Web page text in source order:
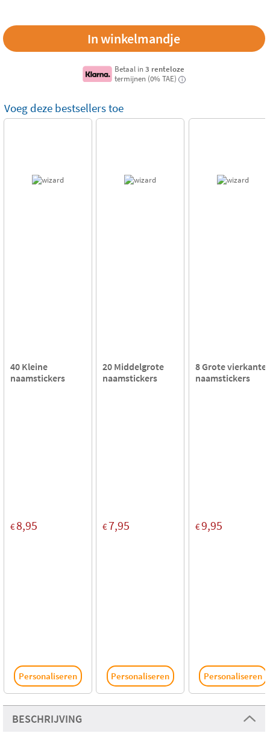
Betaal in3 renteloze
termijnen (0% TAE)
i
Voeg deze bestsellers toe
40 Kleine
naamstickers
€8,95
Personaliseren
20 Middelgrote
naamstickers
€7,95
Personaliseren
8 Grote vierkante
naamstickers
€9,95
Personaliseren
BESCHRIJVING